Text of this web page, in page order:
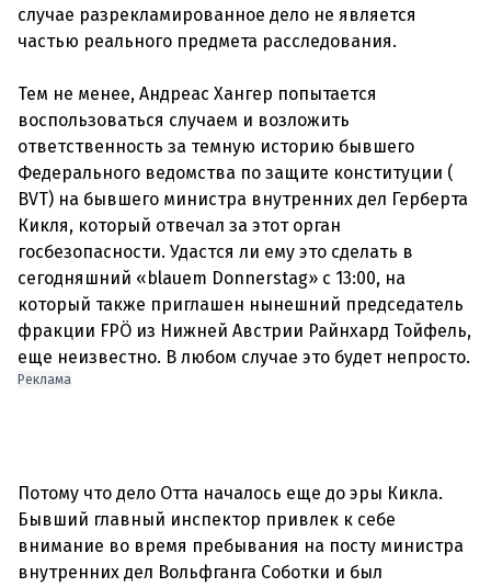
случае разрекламированное дело не является
частью реального предмета расследования.
Тем не менее, Андреас Хангер попытается
воспользоваться случаем и возложить
ответственность за темную историю бывшего
Федерального ведомства по защите конституции (
BVT) на бывшего министра внутренних дел Герберта
Кикля, который отвечал за этот орган
госбезопасности. Удастся ли ему это сделать в
сегодняшний «blauem Donnerstag» с 13:00, на
который также приглашен нынешний председатель
фракции FPÖ из Нижней Австрии Райнхард Тойфель,
Реклама
Потому что дело Отта началось еще до эры Кикла.
Бывший главный инспектор привлек к себе
внимание во время пребывания на посту министра
внутренних дел Вольфганга Соботки и был